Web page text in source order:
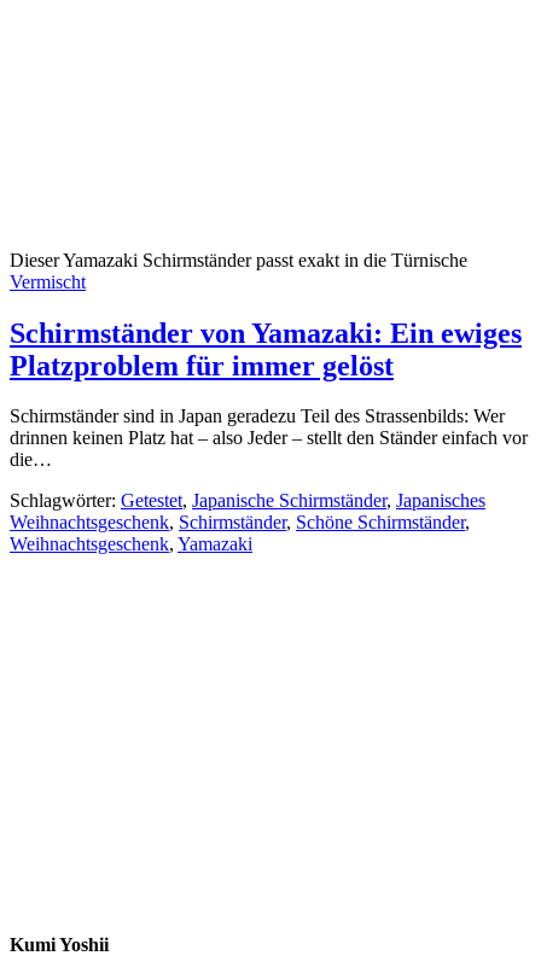
Dieser Yamazaki Schirmständer passt exakt in die Türnische
Vermischt
Schirmständer von Yamazaki: Ein ewiges
Platzproblem für immer gelöst
Schirmständer sind in Japan geradezu Teil des Strassenbilds: Wer
drinnen keinen Platz hat – also Jeder – stellt den Ständer einfach vor
die…
Schlagwörter: Getestet, Japanische Schirmständer, Japanisches
Weihnachtsgeschenk, Schirmständer, Schöne Schirmständer,
Weihnachtsgeschenk, Yamazaki
Kumi Yoshii